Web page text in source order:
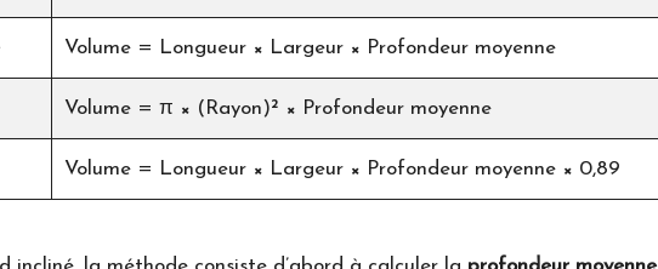
Volume = Longueur × Largeur × Profondeur moyenne
Volume = π × (Rayon)² × Profondeur moyenne
Volume = Longueur × Largeur × Profondeur moyenne × 0,89